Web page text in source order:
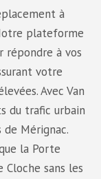
à
plateforme
répondre à vos
votre
Avec Van
du trafic urbain
de Mérignac.
la Porte
Cloche sans les